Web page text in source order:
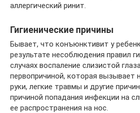
аллергический ринит.
Гигиенические причины
Бывает, что конъюнктивит у
результате несоблюдения правил
случаях воспаление слизистой
первопричиной, которая вызывает
руки, легкие травмы и другие
причиной попадания инфекции на
ее распространения на нос.